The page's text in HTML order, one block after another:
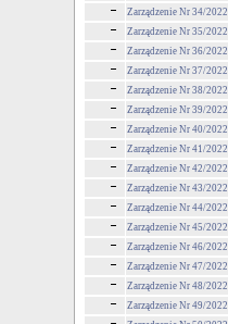
Zarządzenie Nr 34/2022
Zarządzenie Nr 35/2022
Zarządzenie Nr 36/2022
Zarządzenie Nr 37/2022
Zarządzenie Nr 38/2022
Zarządzenie Nr 39/2022
Zarządzenie Nr 40/2022
Zarządzenie Nr 41/2022
Zarządzenie Nr 42/2022
Zarządzenie Nr 43/2022
Zarządzenie Nr 44/2022
Zarządzenie Nr 45/2022
Zarządzenie Nr 46/2022
Zarządzenie Nr 47/2022
Zarządzenie Nr 48/2022
Zarządzenie Nr 49/2022